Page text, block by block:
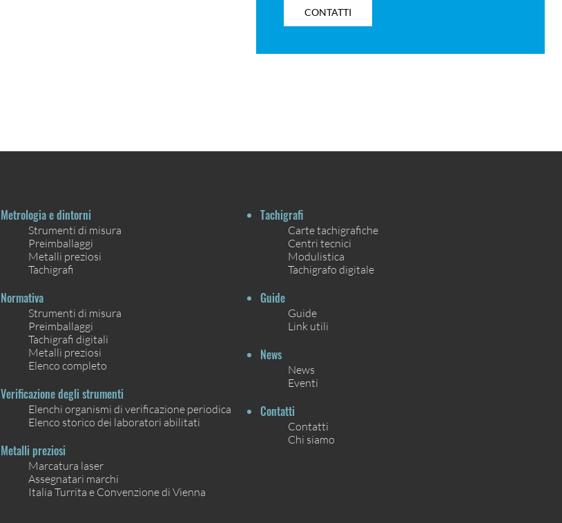
CONTATTI
Metrologia e dintorni
Strumenti di misura
Preimballaggi
Metalli preziosi
Tachigrafi
Normativa
Strumenti di misura
Preimballaggi
Tachigrafi digitali
Metalli preziosi
Elenco completo
Verificazione degli strumenti
Elenchi organismi di verificazione periodica
Elenco storico dei laboratori abilitati
Metalli preziosi
Marcatura laser
Assegnatari marchi
Italia Turrita e Convenzione di Vienna
Tachigrafi
Carte tachigrafiche
Centri tecnici
Modulistica
Tachigrafo digitale
Guide
Guide
Link utili
News
News
Eventi
Contatti
Contatti
Chi siamo